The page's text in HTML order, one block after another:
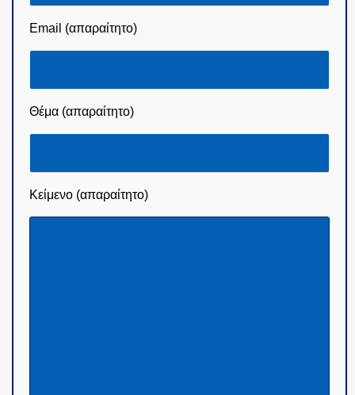
Email (απαραίτητο)
Θέμα (απαραίτητο)
Κείμενο (απαραίτητο)